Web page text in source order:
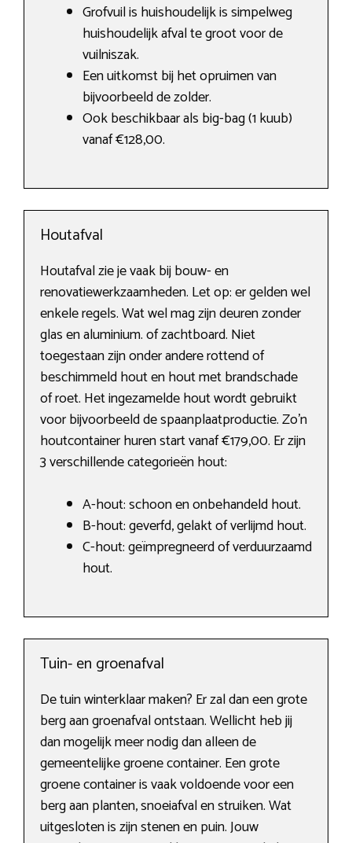
Grofvuil is huishoudelijk is simpelweg
huishoudelijk afval te groot voor de
vuilniszak.
Een uitkomst bij het opruimen van
bijvoorbeeld de zolder.
Ook beschikbaar als big-bag (1 kuub)
vanaf €128,00.
Houtafval
Houtafval zie je vaak bij bouw- en
renovatiewerkzaamheden. Let op: er gelden wel
enkele regels. Wat wel mag zijn deuren zonder
glas en aluminium. of zachtboard. Niet
toegestaan zijn onder andere rottend of
beschimmeld hout en hout met brandschade
of roet. Het ingezamelde hout wordt gebruikt
voor bijvoorbeeld de spaanplaatproductie. Zo’n
houtcontainer huren start vanaf €179,00. Er zijn
3 verschillende categorieën hout:
A-hout: schoon en onbehandeld hout.
B-hout: geverfd, gelakt of verlijmd hout.
C-hout: geïmpregneerd of verduurzaamd
hout.
Tuin- en groenafval
De tuin winterklaar maken? Er zal dan een grote
berg aan groenafval ontstaan. Wellicht heb jij
dan mogelijk meer nodig dan alleen de
gemeentelijke groene container. Een grote
groene container is vaak voldoende voor een
berg aan planten, snoeiafval en struiken. Wat
uitgesloten is zijn stenen en puin. Jouw